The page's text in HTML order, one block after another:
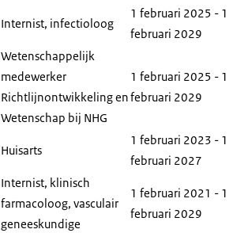
Internist, infectioloog
1 februari 2025 - 1
februari 2029
Wetenschappelijk
medewerker
Richtlijnontwikkeling en
Wetenschap bij NHG
1 februari 2025 - 1
februari 2029
Huisarts
1 februari 2023 - 1
februari 2027
Internist, klinisch
farmacoloog, vasculair
geneeskundige
1 februari 2021 - 1
februari 2029